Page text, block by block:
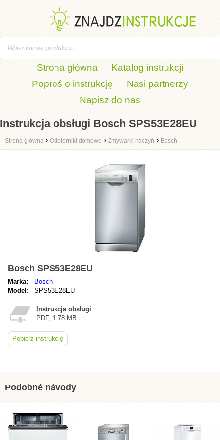
Strona główna
Katalog instrukcji
Poproś o instrukcję
Nasi partnerzy
Napisz do nas
Instrukcja obsługi Bosch SPS53E28EU
Strona główna › Odbiorniki domowe › Zmywarki naczyń › Bosch
Bosch SPS53E28EU
Marka:
Bosch
Model:
SPS53E28EU
Instrukcja obsługi
PDF, 1.78 MB
Pobierz instrukcję
Podobné návody